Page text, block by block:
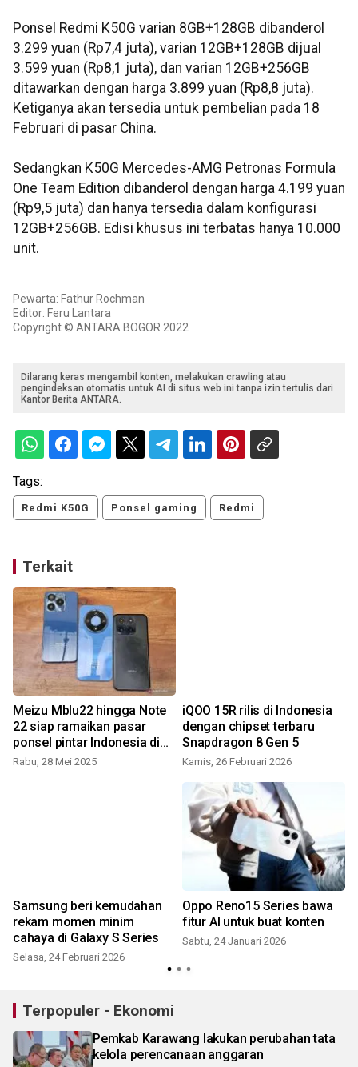
Ponsel Redmi K50G varian 8GB+128GB dibanderol
3.299 yuan (Rp7,4 juta), varian 12GB+128GB dijual
3.599 yuan (Rp8,1 juta), dan varian 12GB+256GB
ditawarkan dengan harga 3.899 yuan (Rp8,8 juta).
Ketiganya akan tersedia untuk pembelian pada 18
Februari di pasar China.
Sedangkan K50G Mercedes-AMG Petronas Formula
One Team Edition dibanderol dengan harga 4.199 yuan
(Rp9,5 juta) dan hanya tersedia dalam konfigurasi
12GB+256GB. Edisi khusus ini terbatas hanya 10.000
unit.
Pewarta: Fathur Rochman
Editor: Feru Lantara
Copyright © ANTARA BOGOR 2022
Dilarang keras mengambil konten, melakukan crawling atau
pengindeksan otomatis untuk AI di situs web ini tanpa izin tertulis dari
Kantor Berita ANTARA.
Tags:
Redmi K50G Ponsel gaming Redmi
Terkait
Meizu Mblu22 hingga Note
22 siap ramaikan pasar
ponsel pintar Indonesia di
2025
Rabu, 28 Mei 2025
iQOO 15R rilis di Indonesia
dengan chipset terbaru
Snapdragon 8 Gen 5
Kamis, 26 Februari 2026
Samsung beri kemudahan
rekam momen minim
cahaya di Galaxy S Series
Selasa, 24 Februari 2026
Oppo Reno15 Series bawa
fitur AI untuk buat konten
Sabtu, 24 Januari 2026
Terpopuler - Ekonomi
Pemkab Karawang lakukan perubahan tata
kelola perencanaan anggaran